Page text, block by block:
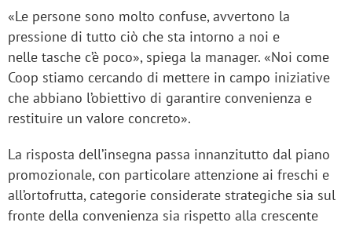
«Le persone sono molto confuse, avvertono la
pressione di tutto ciò che sta intorno a noi e
nelle tasche c’è poco», spiega la manager. «Noi come
Coop stiamo cercando di mettere in campo iniziative
che abbiano l’obiettivo di garantire convenienza e
restituire un valore concreto».
La risposta dell’insegna passa innanzitutto dal piano
promozionale, con particolare attenzione ai freschi e
all’ortofrutta, categorie considerate strategiche sia sul
fronte della convenienza sia rispetto alla crescente